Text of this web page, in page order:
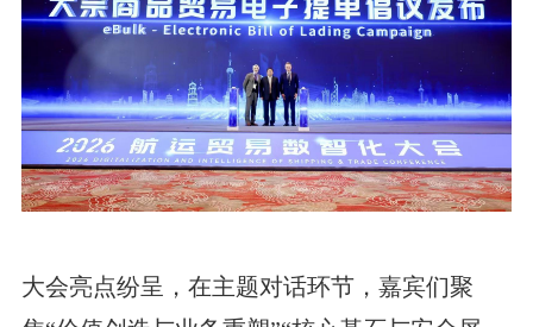
大会亮点纷呈，在主题对话环节，嘉宾们聚